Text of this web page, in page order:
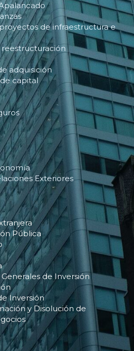
proyectos de infraestructura e
reestructuración
adquisición
de capital
Exteriores
Pública
de Inversión
Inversión
y Disolución de